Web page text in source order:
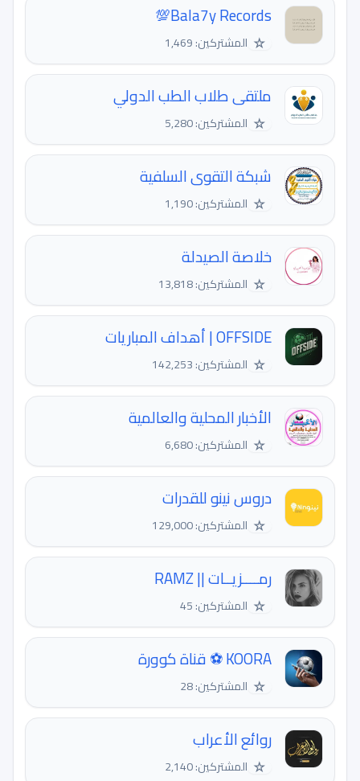
Bala7y Records💯
☆ المشتركين: 1,469
ملتقى طلاب الطب الدولي
☆ المشتركين: 5,280
شبكة التقوى السلفية
☆ المشتركين: 1,190
خلاصة الصيدلة
☆ المشتركين: 13,818
OFFSIDE | أهداف المباريات
☆ المشتركين: 142,253
الأخبار المحلية والعالمية
☆ المشتركين: 6,680
دروس نينو للقدرات
☆ المشتركين: 129,000
رمــــزيــات || RAMZ
☆ المشتركين: 45
KOORA ⚽️ قناة كوورة
☆ المشتركين: 28
روائع الأعراب
☆ المشتركين: 2,140